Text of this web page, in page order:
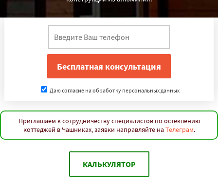
Даю согласие на обработку персональных данных
Приглашаем к сотрудничеству специалистов по остеклению
коттеджей в Чашниках, заявки направляйте на Телеграм.
КАЛЬКУЛЯТОР